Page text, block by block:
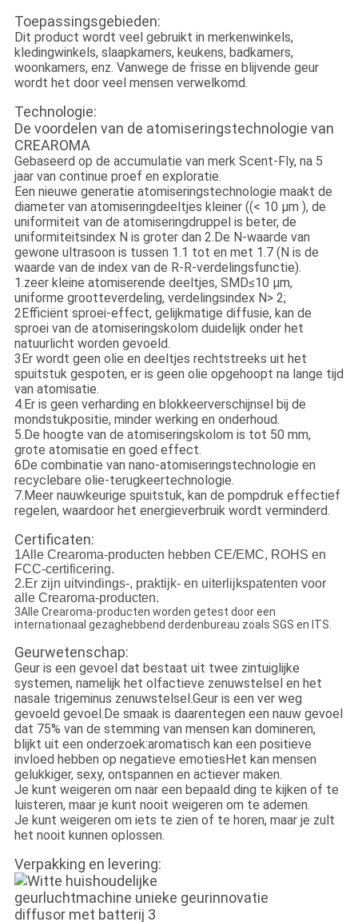
Toepassingsgebieden:
Dit product wordt veel gebruikt in merkenwinkels,
kledingwinkels, slaapkamers, keukens, badkamers,
woonkamers, enz. Vanwege de frisse en blijvende geur
wordt het door veel mensen verwelkomd.
Technologie:
De voordelen van de atomiseringstechnologie van
CREAROMA
Gebaseerd op de accumulatie van merk Scent-Fly, na 5
jaar van continue proef en exploratie.
Een nieuwe generatie atomiseringstechnologie maakt de
diameter van atomiseringdeeltjes kleiner ((< 10 μm ), de
uniformiteit van de atomiseringdruppel is beter, de
uniformiteitsindex N is groter dan 2.De N-waarde van
gewone ultrasoon is tussen 1.1 tot en met 1.7 (N is de
waarde van de index van de R-R-verdelingsfunctie).
1.zeer kleine atomiserende deeltjes, SMD≤10 μm,
uniforme grootteverdeling, verdelingsindex N> 2;
2Efficiënt sproei-effect, gelijkmatige diffusie, kan de
sproei van de atomiseringskolom duidelijk onder het
natuurlicht worden gevoeld.
3Er wordt geen olie en deeltjes rechtstreeks uit het
spuitstuk gespoten, er is geen olie opgehoopt na lange tijd
van atomisatie.
4.Er is geen verharding en blokkeerverschijnsel bij de
mondstukpositie, minder werking en onderhoud.
5.De hoogte van de atomiseringskolom is tot 50 mm,
grote atomisatie en goed effect.
6De combinatie van nano-atomiseringstechnologie en
recyclebare olie-terugkeertechnologie.
7.Meer nauwkeurige spuitstuk, kan de pompdruk effectief
regelen, waardoor het energieverbruik wordt verminderd.
Certificaten:
1Alle Crearoma-producten hebben CE/EMC, ROHS en
FCC-certificering.
2.Er zijn uitvindings-, praktijk- en uiterlijkspatenten voor
alle Crearoma-producten.
3Alle Crearoma-producten worden getest door een
internationaal gezaghebbend derdenbureau zoals SGS en ITS.
Geurwetenschap:
Geur is een gevoel dat bestaat uit twee zintuiglijke
systemen, namelijk het olfactieve zenuwstelsel en het
nasale trigeminus zenuwstelsel.Geur is een ver weg
gevoeld gevoel.De smaak is daarentegen een nauw gevoel
dat 75% van de stemming van mensen kan domineren,
blijkt uit een onderzoek:aromatisch kan een positieve
invloed hebben op negatieve emotiesHet kan mensen
gelukkiger, sexy, ontspannen en actiever maken.
Je kunt weigeren om naar een bepaald ding te kijken of te
luisteren, maar je kunt nooit weigeren om te ademen.
Je kunt weigeren om iets te zien of te horen, maar je zult
het nooit kunnen oplossen.
Verpakking en levering: